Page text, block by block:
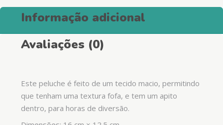
Informação adicional
Avaliações (0)
Este peluche é feito de um tecido macio, permitindo
que tenham uma textura fofa, e tem um apito
dentro, para horas de diversão.